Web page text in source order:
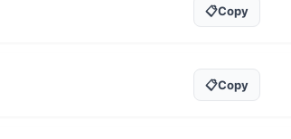
📋Copy
📋Copy